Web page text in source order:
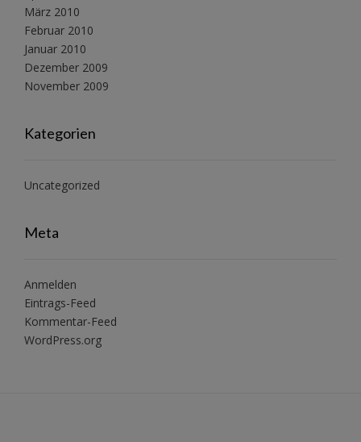
März 2010
Februar 2010
Januar 2010
Dezember 2009
November 2009
Kategorien
Uncategorized
Meta
Anmelden
Eintrags-Feed
Kommentar-Feed
WordPress.org